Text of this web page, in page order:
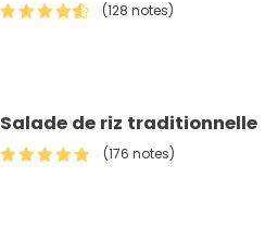
(128 notes)
Salade de riz traditionnelle
(176 notes)